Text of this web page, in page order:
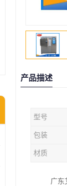
产品描述
型号
包装
材质
广东